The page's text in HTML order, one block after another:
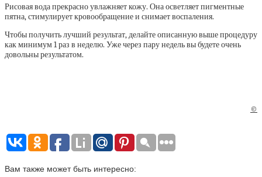
Рисовая вода прекрасно увлажняет кожу. Она осветляет пигментные
пятна, стимулирует кровообращение и снимает воспаления.
Чтобы получить лучший результат, делайте описанную выше процедуру
как минимум 1 раз в неделю. Уже через пару недель вы будете очень
довольны результатом.
©
Вам также может быть интересно: